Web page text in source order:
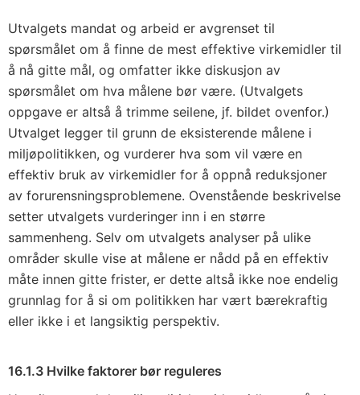
Utvalgets mandat og arbeid er avgrenset til
spørsmålet om å finne de mest effektive virkemidler til
å nå gitte mål, og omfatter ikke diskusjon av
spørsmålet om hva målene bør være. (Utvalgets
oppgave er altså å trimme seilene, jf. bildet ovenfor.)
Utvalget legger til grunn de eksisterende målene i
miljøpolitikken, og vurderer hva som vil være en
effektiv bruk av virkemidler for å oppnå reduksjoner
av forurensningsproblemene. Ovenstående beskrivelse
setter utvalgets vurderinger inn i en større
sammenheng. Selv om utvalgets analyser på ulike
områder skulle vise at målene er nådd på en effektiv
måte innen gitte frister, er dette altså ikke noe endelig
grunnlag for å si om politikken har vært bærekraftig
eller ikke i et langsiktig perspektiv.
16.1.3 Hvilke faktorer bør reguleres